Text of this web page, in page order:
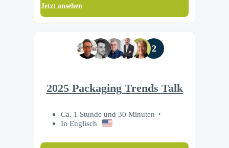
Jetzt ansehen
2
2025 Packaging Trends Talk
Ca. 1 Stunde und 30 Minuten
In Englisch